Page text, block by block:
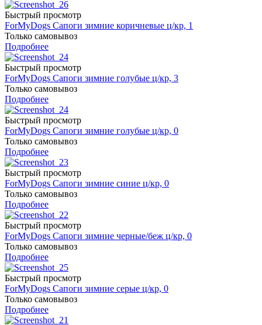
Быстрый просмотр
ForMyDogs Сапоги зимние коричневые ц/кр, 1
Только самовывоз
Подробнее
Быстрый просмотр
ForMyDogs Сапоги зимние голубые ц/кр, 3
Только самовывоз
Подробнее
Быстрый просмотр
ForMyDogs Сапоги зимние голубые ц/кр, 0
Только самовывоз
Подробнее
Быстрый просмотр
ForMyDogs Сапоги зимние синие ц/кр, 0
Только самовывоз
Подробнее
Быстрый просмотр
ForMyDogs Сапоги зимние черные/беж ц/кр, 0
Только самовывоз
Подробнее
Быстрый просмотр
ForMyDogs Сапоги зимние серые ц/кр, 0
Только самовывоз
Подробнее